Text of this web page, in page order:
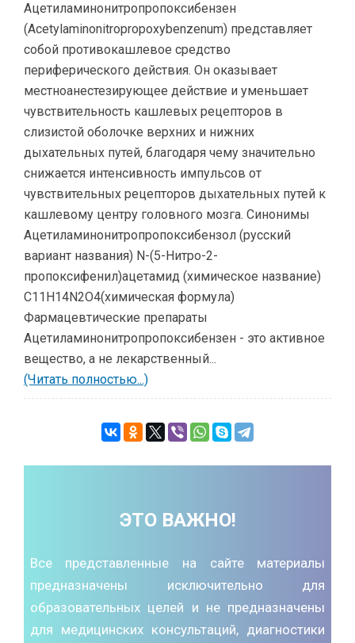
Ацетиламинонитропропоксибензен
(Acetylaminonitropropoxybenzenum) представляет
собой противокашлевое средство
периферического действия. Он оказывает
местноанестезирующее действие и уменьшает
чувствительность кашлевых рецепторов в
слизистой оболочке верхних и нижних
дыхательных путей, благодаря чему значительно
снижается интенсивность импульсов от
чувствительных рецепторов дыхательных путей к
кашлевому центру головного мозга. Синонимы
Ацетиламинонитропропоксибензол (русский
вариант названия) N-(5-Нитро-2-
пропоксифенил)ацетамид (химическое название)
C11H14N2O4(химическая формула)
Фармацевтические препараты
Ацетиламинонитропропоксибензен - это активное
вещество, а не лекарственный...
(Читать полностью...)
ЭТО ВАЖНО!
Все представленные на сайте материалы
предназначены исключительно для
образовательных целей и не предназначены
для медицинских консультаций, диагностики